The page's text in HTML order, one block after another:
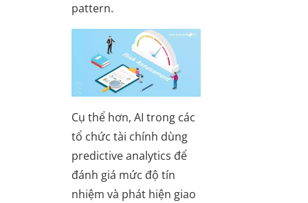
pattern.
Cụ thể hơn, AI trong các
tổ chức tài chính dùng
predictive analytics để
đánh giá mức độ tín
nhiệm và phát hiện giao